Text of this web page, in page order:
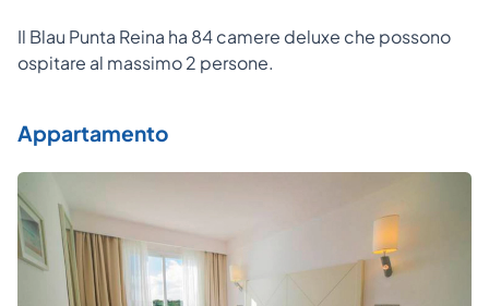
Il Blau Punta Reina ha 84 camere deluxe che possono
ospitare al massimo 2 persone.
Appartamento